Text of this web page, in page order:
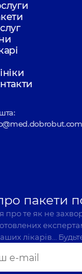
пакети
про те як не
лікарів…